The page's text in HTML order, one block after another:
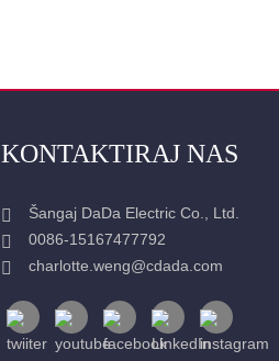
KONTAKTIRAJ NAS
Šangaj DaDa Electric Co., Ltd.
0086-15167477792
charlotte.weng@cdada.com